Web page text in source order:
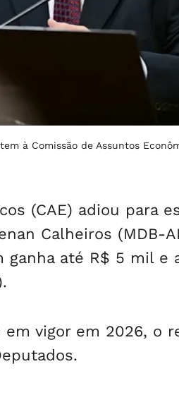
à Comissão de Assuntos
(CAE) adiou para
Calheiros (MDB-
até R$ 5 mil e
vigor em 2026, o